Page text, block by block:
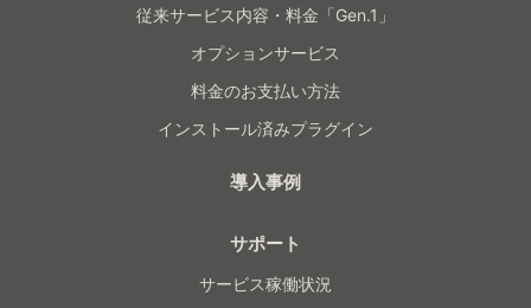
従来サービス内容・料金「Gen.1」
オプションサービス
料金のお支払い方法
インストール済みプラグイン
導入事例
サポート
サービス稼働状況